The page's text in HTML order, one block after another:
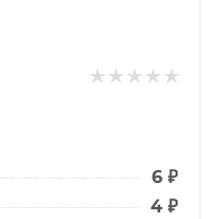
6 ₽
4 ₽